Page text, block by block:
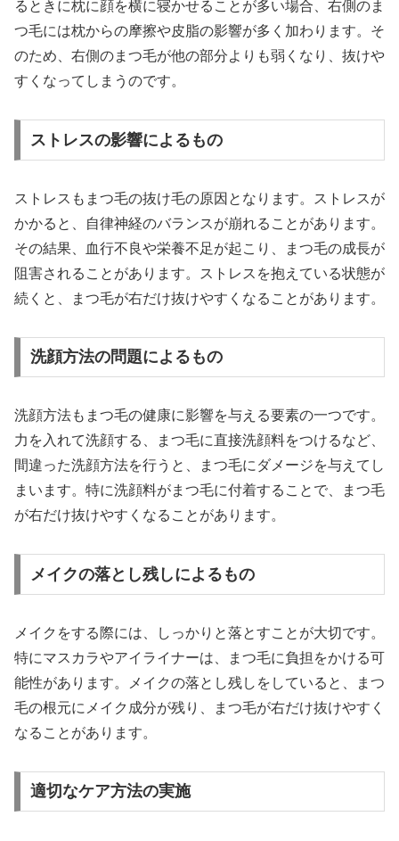
るときに枕に顔を横に寝かせることが多い場合、右側のま
つ毛には枕からの摩擦や皮脂の影響が多く加わります。そ
のため、右側のまつ毛が他の部分よりも弱くなり、抜けや
すくなってしまうのです。
ストレスの影響によるもの
ストレスもまつ毛の抜け毛の原因となります。ストレスが
かかると、自律神経のバランスが崩れることがあります。
その結果、血行不良や栄養不足が起こり、まつ毛の成長が
阻害されることがあります。ストレスを抱えている状態が
続くと、まつ毛が右だけ抜けやすくなることがあります。
洗顔方法の問題によるもの
洗顔方法もまつ毛の健康に影響を与える要素の一つです。
力を入れて洗顔する、まつ毛に直接洗顔料をつけるなど、
間違った洗顔方法を行うと、まつ毛にダメージを与えてし
まいます。特に洗顔料がまつ毛に付着することで、まつ毛
が右だけ抜けやすくなることがあります。
メイクの落とし残しによるもの
メイクをする際には、しっかりと落とすことが大切です。
特にマスカラやアイライナーは、まつ毛に負担をかける可
能性があります。メイクの落とし残しをしていると、まつ
毛の根元にメイク成分が残り、まつ毛が右だけ抜けやすく
なることがあります。
適切なケア方法の実施